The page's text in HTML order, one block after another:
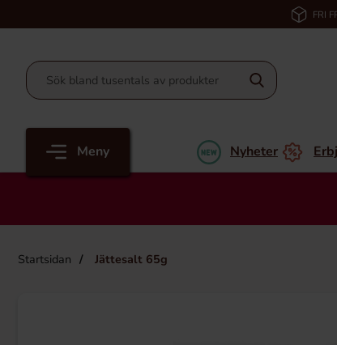
FRI
Meny Nyheter
Startsidan Jättesalt 65g